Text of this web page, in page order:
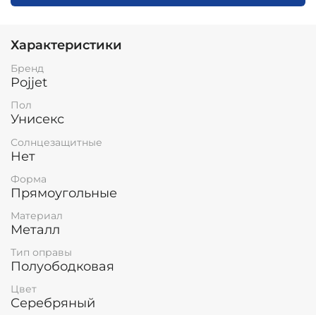
Характеристики
Бренд
Pojjet
Пол
Унисекс
Солнцезащитные
Нет
Форма
Прямоугольные
Материал
Металл
Тип оправы
Полуободковая
Цвет
Серебряный